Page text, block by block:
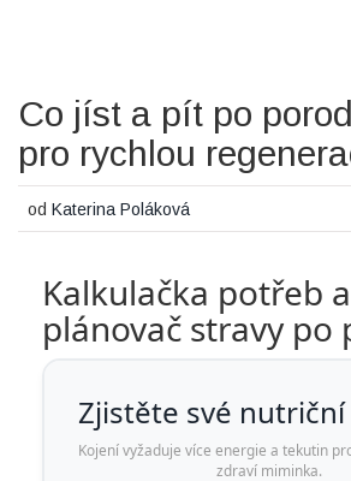
Co jíst a pít po
pro rychlou
odKaterina Poláková
Kalkulačka potřeb a
plánovač stravy po
Zjistěte své
Kojení vyžaduje více energie a tekutin
zdraví miminka.